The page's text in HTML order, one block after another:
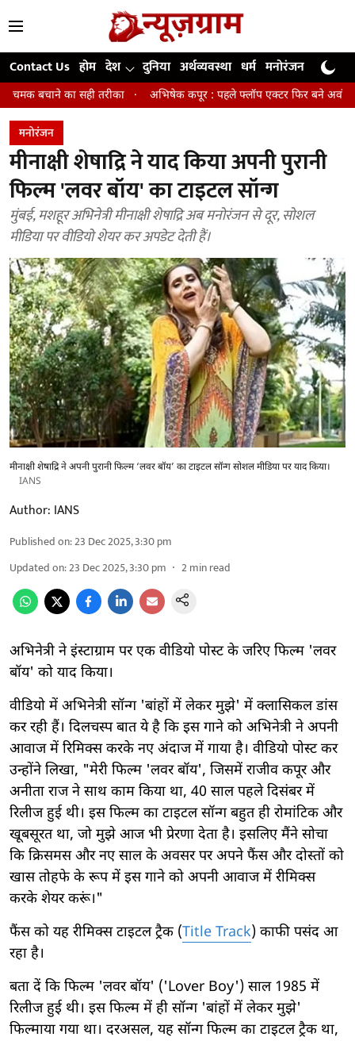
Contact Us होम देश दुनिया अर्थव्यवस्था धर्म मनोरंजन खेल
तरीका अभिषेक कपूर : पहले फ्लॉप एक्टर फिर बने अवॉर्ड विनिंग डायरेक्टर
मनोरंजन
मीनाक्षी शेषाद्रि ने याद किया अपनी पुरानी
फिल्म 'लवर बॉय' का टाइटल सॉन्ग
मुंबई, मशहूर अभिनेत्री मीनाक्षी शेषाद्रि अब मनोरंजन से दूर, सोशल
मीडिया पर वीडियो शेयर कर अपडेट देती हैं।
मीनाक्षी शेषाद्रि ने अपनी पुरानी फिल्म ‘लवर बॉय’ का टाइटल सॉन्ग सोशल मीडिया पर याद किया।
IANS
Author: IANS
Published on:23 Dec 2025, 3:30 pm
Updated on:23 Dec 2025, 3:30 pm 2min read
अभिनेत्री ने इंस्टाग्राम पर एक वीडियो पोस्ट के जरिए फिल्म 'लवर
बॉय' को याद किया।
वीडियो में अभिनेत्री सॉन्ग 'बांहों में लेकर मुझे' में क्लासिकल डांस
कर रही हैं। दिलचस्प बात ये है कि इस गाने को अभिनेत्री ने अपनी
आवाज में रिमिक्स करके नए अंदाज में गाया है। वीडियो पोस्ट कर
उन्होंने लिखा, "मेरी फिल्म 'लवर बॉय', जिसमें राजीव कपूर और
अनीता राज ने साथ काम किया था, 40 साल पहले दिसंबर में
रिलीज हुई थी। इस फिल्म का टाइटल सॉन्ग बहुत ही रोमांटिक और
खूबसूरत था, जो मुझे आज भी प्रेरणा देता है। इसलिए मैंने सोचा
कि क्रिसमस और नए साल के अवसर पर अपने फैंस और दोस्तों को
खास तोहफे के रूप में इस गाने को अपनी आवाज में रीमिक्स
करके शेयर करूं।"
फैंस को यह रीमिक्स टाइटल ट्रैक (Title Track) काफी पसंद आ
रहा है।
बता दें कि फिल्म 'लवर बॉय' ('Lover Boy') साल 1985 में
रिलीज हुई थी। इस फिल्म में ही सॉन्ग 'बांहों में लेकर मुझे'
फिल्माया गया था। दरअसल, यह सॉन्ग फिल्म का टाइटल ट्रैक था,